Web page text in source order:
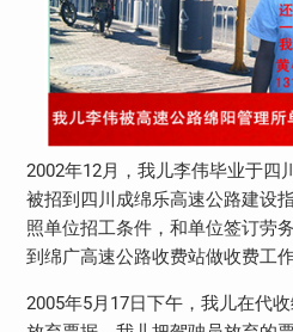
2002年12月，我儿李伟毕业于四
被招到四川成绵乐高速公路建设
照单位招工条件，和单位签订劳
到绵广高速公路收费站做收费工作
2005年5月17日下午，我儿在代